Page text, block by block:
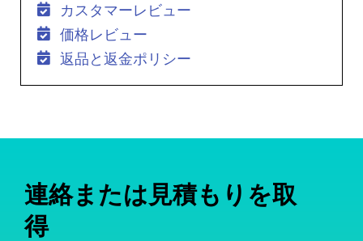
カスタマーレビュー
価格レビュー
返品と返金ポリシー
連絡または見積もりを取
得